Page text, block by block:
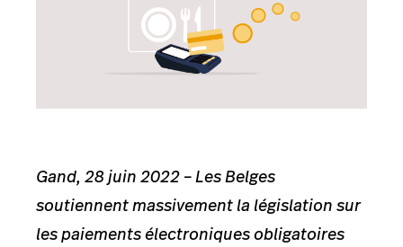
Gand, 28 juin 2022 – Les Belges
soutiennent massivement la législation sur
les paiements électroniques obligatoires